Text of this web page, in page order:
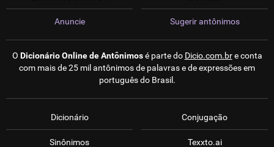
Anuncie Sugerir antônimos
O Dicionário Online de Antônimosé parte do Dicio.com.bre conta
com mais de 25 mil antônimos de palavras e de expressões em
português do Brasil.
Dicionário
Sinônimos
Conjugação
Texxto.ai